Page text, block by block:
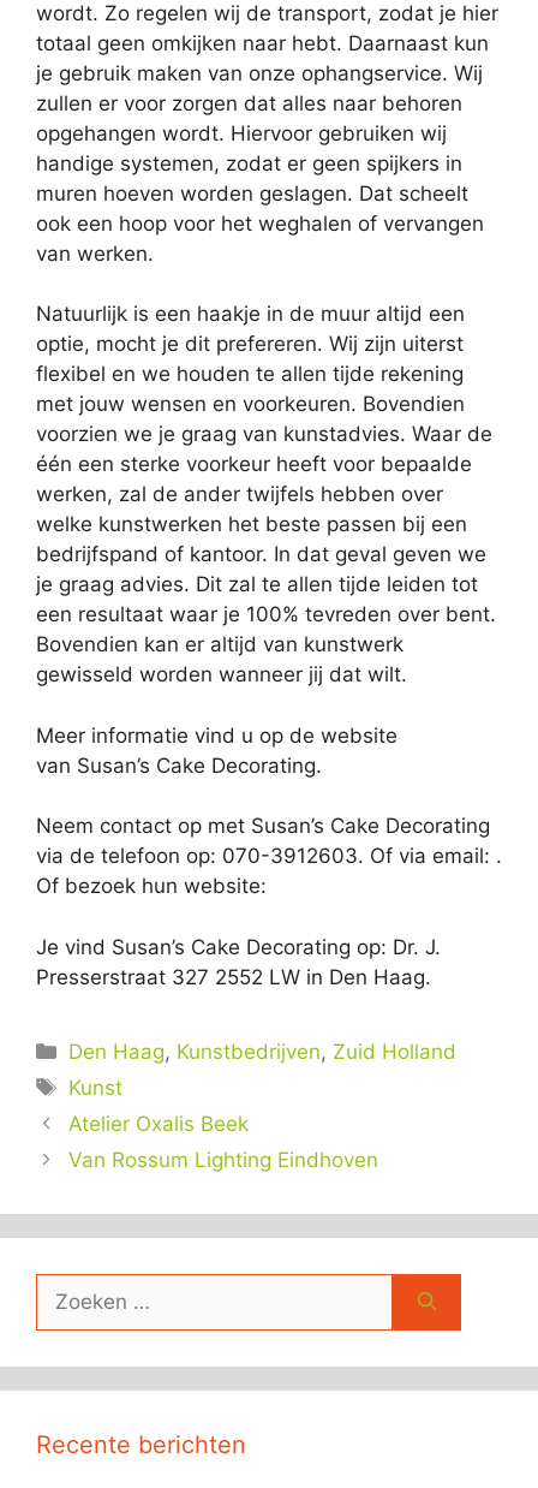
wordt. Zo regelen wij de transport, zodat je hier
totaal geen omkijken naar hebt. Daarnaast kun
je gebruik maken van onze ophangservice. Wij
zullen er voor zorgen dat alles naar behoren
opgehangen wordt. Hiervoor gebruiken wij
handige systemen, zodat er geen spijkers in
muren hoeven worden geslagen. Dat scheelt
ook een hoop voor het weghalen of vervangen
van werken.
Natuurlijk is een haakje in de muur altijd een
optie, mocht je dit prefereren. Wij zijn uiterst
flexibel en we houden te allen tijde rekening
met jouw wensen en voorkeuren. Bovendien
voorzien we je graag van kunstadvies. Waar de
één een sterke voorkeur heeft voor bepaalde
werken, zal de ander twijfels hebben over
welke kunstwerken het beste passen bij een
bedrijfspand of kantoor. In dat geval geven we
je graag advies. Dit zal te allen tijde leiden tot
een resultaat waar je 100% tevreden over bent.
Bovendien kan er altijd van kunstwerk
gewisseld worden wanneer jij dat wilt.
Meer informatie vind u op de website
van Susan’s Cake Decorating.
Neem contact op met Susan’s Cake Decorating
via de telefoon op: 070-3912603. Of via email: .
Of bezoek hun website:
Je vind Susan’s Cake Decorating op: Dr. J.
Presserstraat 327 2552 LW in Den Haag.
Categorieën
Den Haag, Kunstbedrijven, Zuid Holland
Tags
Kunst
Atelier Oxalis Beek
Van Rossum Lighting Eindhoven
naar:
Recente berichten